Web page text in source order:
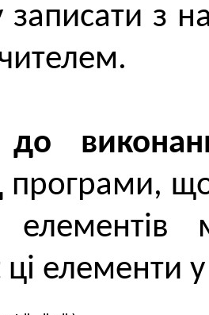
записати з
до
програми,
елементи